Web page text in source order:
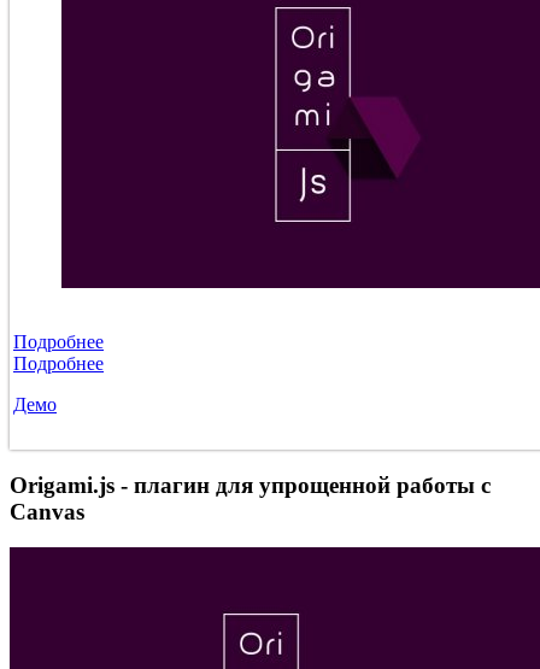
Подробнее
Подробнее
Демо
Origami.js - плагин для упрощенной работы с
Canvas